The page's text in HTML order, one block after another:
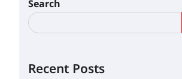
Search
Recent Posts